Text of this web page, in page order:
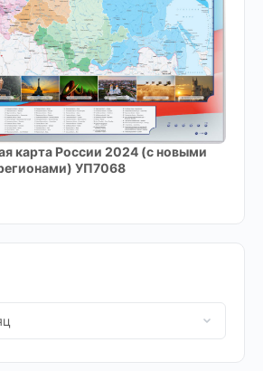
карта России 2024 (с новыми
УП7068